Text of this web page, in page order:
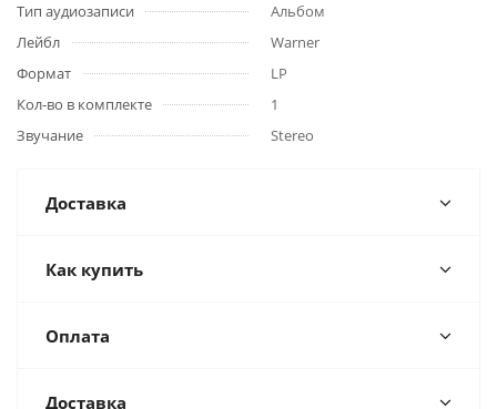
Тип аудиозаписи
Альбом
Лейбл
Warner
Формат
LP
Кол-во в комплекте
1
Звучание
Stereo
Доставка
Как купить
Оплата
Доставка